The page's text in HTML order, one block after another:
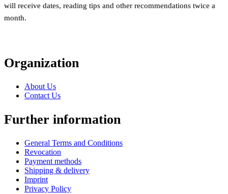
will receive dates, reading tips and other recommendations twice a
month.
Organization
About Us
Contact Us
Further information
General Terms and Conditions
Revocation
Payment methods
Shipping & delivery
Imprint
Privacy Policy